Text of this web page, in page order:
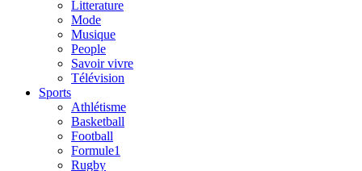
Litterature
Mode
Musique
People
Savoir vivre
Télévision
Sports
Athlétisme
Basketball
Football
Formule1
Rugby